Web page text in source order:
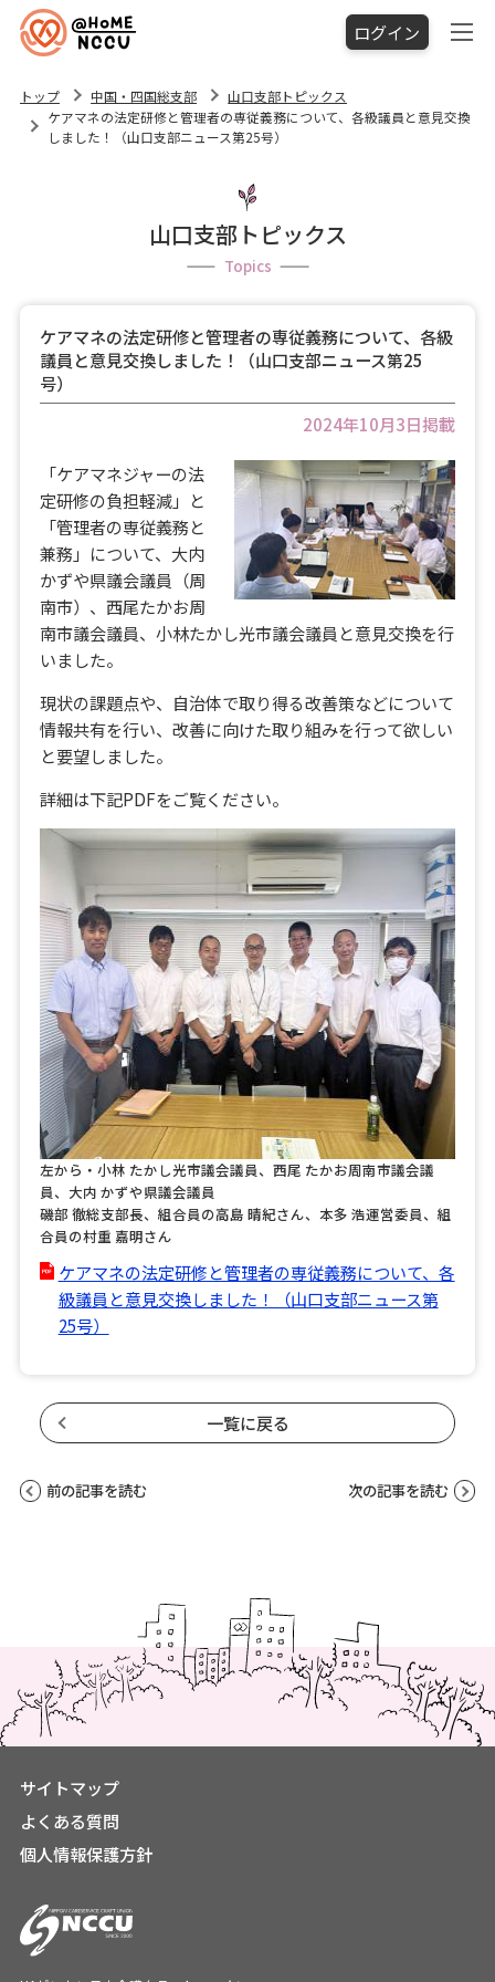
ログイン
トップ 中国・四国総支部
山口支部トピックス
ケアマネの法定研修と管理者の専従義務について、各級議員と意見交換
しました！（山口支部ニュース第25号）
山口支部トピックス
Topics
ケアマネの法定研修と管理者の専従義務について、各級
議員と意見交換しました！（山口支部ニュース第25
号）
2024年10月3日掲載
「ケアマネジャーの法
定研修の負担軽減」と
「管理者の専従義務と
兼務」について、大内
かずや県議会議員（周
南市）、西尾たかお周
南市議会議員、小林たかし光市議会議員と意見交換を行
いました。
現状の課題点や、自治体で取り得る改善策などについて
情報共有を行い、改善に向けた取り組みを行って欲しい
と要望しました。
詳細は下記PDFをご覧ください。
左から・小林 たかし光市議会議員、西尾 たかお周南市議会議
員、大内 かずや県議会議員
磯部 徹総支部長、組合員の高島 晴紀さん、本多 浩運営委員、組
合員の村重 嘉明さん
ケアマネの法定研修と管理者の専従義務について、各
級議員と意見交換しました！（山口支部ニュース第
25号）
一覧に戻る
前の記事を読む 次の記事を読む
サイトマップ
よくある質問
個人情報保護方針